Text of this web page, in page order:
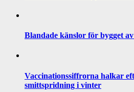
Blandade känslor för bygget
Vaccinationssiffrorna halkar
smittspridning i vinter